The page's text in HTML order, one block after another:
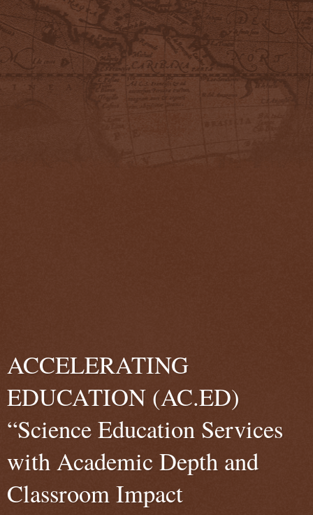
ACCELERATING
EDUCATION (AC.ED)
“Science Education Services
with Academic Depth and
Classroom Impact